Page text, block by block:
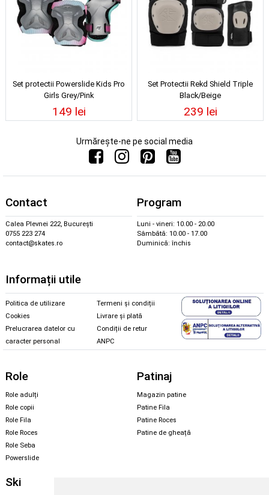
Set protectii Powerslide Kids Pro
Girls Grey/Pink
149 lei
Set Protectii Rekd Shield Triple
Black/Beige
239 lei
Urmărește-ne pe social media
Contact
Calea Plevnei 222, București
0755 223 274
contact@skates.ro
Program
Luni - vineri: 10.00 - 20.00
Sâmbătă: 10.00 - 17.00
Duminică: închis
Informații utile
Politica de utilizare
Cookies
Prelucrarea datelor cu
caracter personal
Termeni și condiții
Livrare și plată
Condiții de retur
ANPC
Role
Role adulți
Role copii
Role Fila
Role Roces
Role Seba
Powerslide
Patinaj
Magazin patine
Patine Fila
Patine Roces
Patine de gheață
Ski